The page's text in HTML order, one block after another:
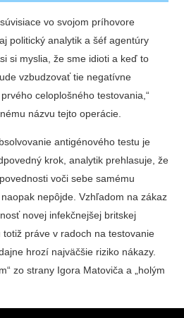
vo svojom príhovore
politický analytik a šéf agentúry
si myslia, že sme idioti a keď to
vzbudzovať tie negatívne
celoplošného testovania,“
názvu tejto operácie.
antigénového testu je
krok, analytik prehlasuje, že
voči sebe samému
nepôjde. Vzhľadom na zákaz
novej infekčnejšej britskej
práve v radoch na testovanie
hrozí najväčšie riziko nákazy.
zo strany Igora Matoviča a „holým